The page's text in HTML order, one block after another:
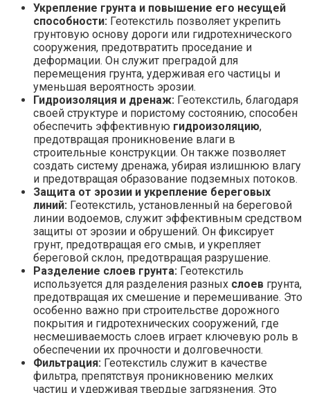
Укрепление грунта и повышение его несущей
способности: Геотекстиль позволяет укрепить
грунтовую основу дороги или гидротехнического
сооружения, предотвратить проседание и
деформации. Он служит преградой для
перемещения грунта, удерживая его частицы и
уменьшая вероятность эрозии.
Гидроизоляция и дренаж: Геотекстиль, благодаря
своей структуре и пористому состоянию, способен
обеспечить эффективную гидроизоляцию,
предотвращая проникновение влаги в
строительные конструкции. Он также позволяет
создать систему дренажа, убирая излишнюю влагу
и предотвращая образование подземных потоков.
Защита от эрозии и укрепление береговых
линий: Геотекстиль, установленный на береговой
линии водоемов, служит эффективным средством
защиты от эрозии и обрушений. Он фиксирует
грунт, предотвращая его смыв, и укрепляет
береговой склон, предотвращая разрушение.
Разделение слоев грунта: Геотекстиль
используется для разделения разных слоев грунта,
предотвращая их смешение и перемешивание. Это
особенно важно при строительстве дорожного
покрытия и гидротехнических сооружений, где
несмешиваемость слоев играет ключевую роль в
обеспечении их прочности и долговечности.
Фильтрация: Геотекстиль служит в качестве
фильтра, препятствуя проникновению мелких
частиц и удерживая твердые загрязнения. Это